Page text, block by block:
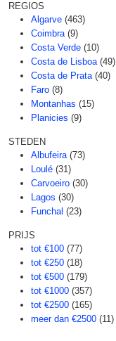
REGIOS
Algarve (463)
Coimbra (9)
Costa Verde (10)
Costa de Lisboa (49)
Costa de Prata (40)
Faro (8)
Montanhas (15)
Planicies (9)
STEDEN
Albufeira (73)
Loulé (31)
Carvoeiro (30)
Lagos (30)
Funchal (23)
PRIJS
tot €100 (77)
tot €250 (18)
tot €500 (179)
tot €1000 (357)
tot €2500 (165)
meer dan €2500 (11)